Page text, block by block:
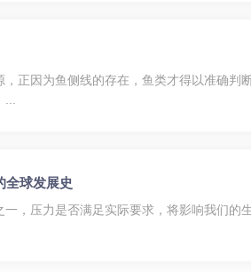
正因为鱼侧线的存在，鱼类才得以准确
全球发展史
，压力是否满足实际要求，将影响我们的